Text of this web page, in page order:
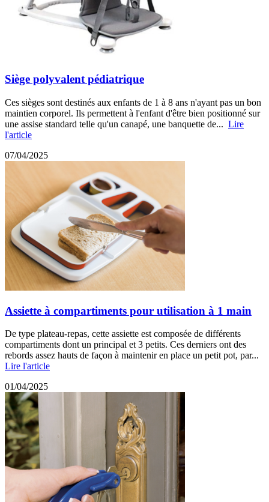
Siège polyvalent pédiatrique
Ces sièges sont destinés aux enfants de 1 à 8 ans n'ayant pas un bon
maintien corporel. Ils permettent à l'enfant d'être bien positionné sur
une assise standard telle qu'un canapé, une banquette de... Lire
l'article
07/04/2025
Assiette à compartiments pour utilisation à 1 main
De type plateau-repas, cette assiette est composée de différents
compartiments dont un principal et 3 petits. Ces derniers ont des
rebords assez hauts de façon à maintenir en place un petit pot, par...
Lire l'article
01/04/2025